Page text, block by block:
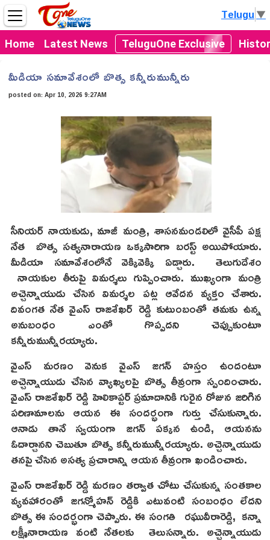
Home Latest News TeluguOne Exclusive
Telugu▼
మీడియా సమావేశంలో బొత్స కన్నీరుమున్నీరు
posted on:Apr 10, 2026 9:27AM
సీనియర్ నాయకుడు, మాజీ మంత్రి, శాసనమండలిలో వైసీపీ పక్ష
నేత బొత్స సత్యనారాయణ ఒక్కసారిగా బరస్ట్ అయిపోయారు.
మీడియా సమావేశంలోనే వెక్కివెక్కి ఏడ్చారు. తెలుగుదేశం
నాయకుల తీరుపై విమర్శలు గుప్పించారు. ముఖ్యంగా మంత్రి
అచ్చెన్నాయుడు చేసిన విమర్శల పట్ల ఆవేదన వ్యక్తం చేశారు.
దివంగత నేత వైఎస్ రాజశేఖర్ రెడ్డి కుటుంబంతో తమకు ఉన్న
అనుబంధం ఎంతో గొప్పదని చెప్పుకుంటూ
కన్నీరుమున్నీరయ్యారు.
వైఎస్ మరణం వెనుక వైఎస్ జగన్ హస్తం ఉందంటూ
అచ్చెన్నాయుడు చేసిన వ్యాఖ్యలపై బొత్స తీవ్రంగా స్పందించారు.
వైఎస్ రాజశేఖర్ రెడ్డి హెలికాప్టర్ ప్రమాదానికి గురైన రోజున జరిగిన
పరిణామాలను ఆయన ఈ సందర్భంగా గుర్తు చేసుకున్నారు.
ఆనాడు తానే స్వయంగా జగన్ పక్కన ఉండి, ఆయనను
ఓదార్చానని చెబుతూ బొత్స కన్నీరుమున్నీరయ్యారు. అచ్చెన్నాయుడు
తనపై చేసిన అసత్య ప్రచారాన్ని ఆయన తీవ్రంగా ఖండించారు.
వైఎస్ రాజశేఖర్ రెడ్డి మరణం తర్వాత చోటు చేసుకున్న సంతకాల
వ్యవహారంతో జగన్మోహన్ రెడ్డికి ఎటువంటి సంబంధం లేదని
బొత్స ఈ సందర్భంగా చెప్పారు. ఈ సంగతి రఘువీరారెడ్డి, కన్నా
లక్ష్మీనారాయణ వంటి నేతలకు తెలుసన్నారు. అచ్చెన్నాయుడు